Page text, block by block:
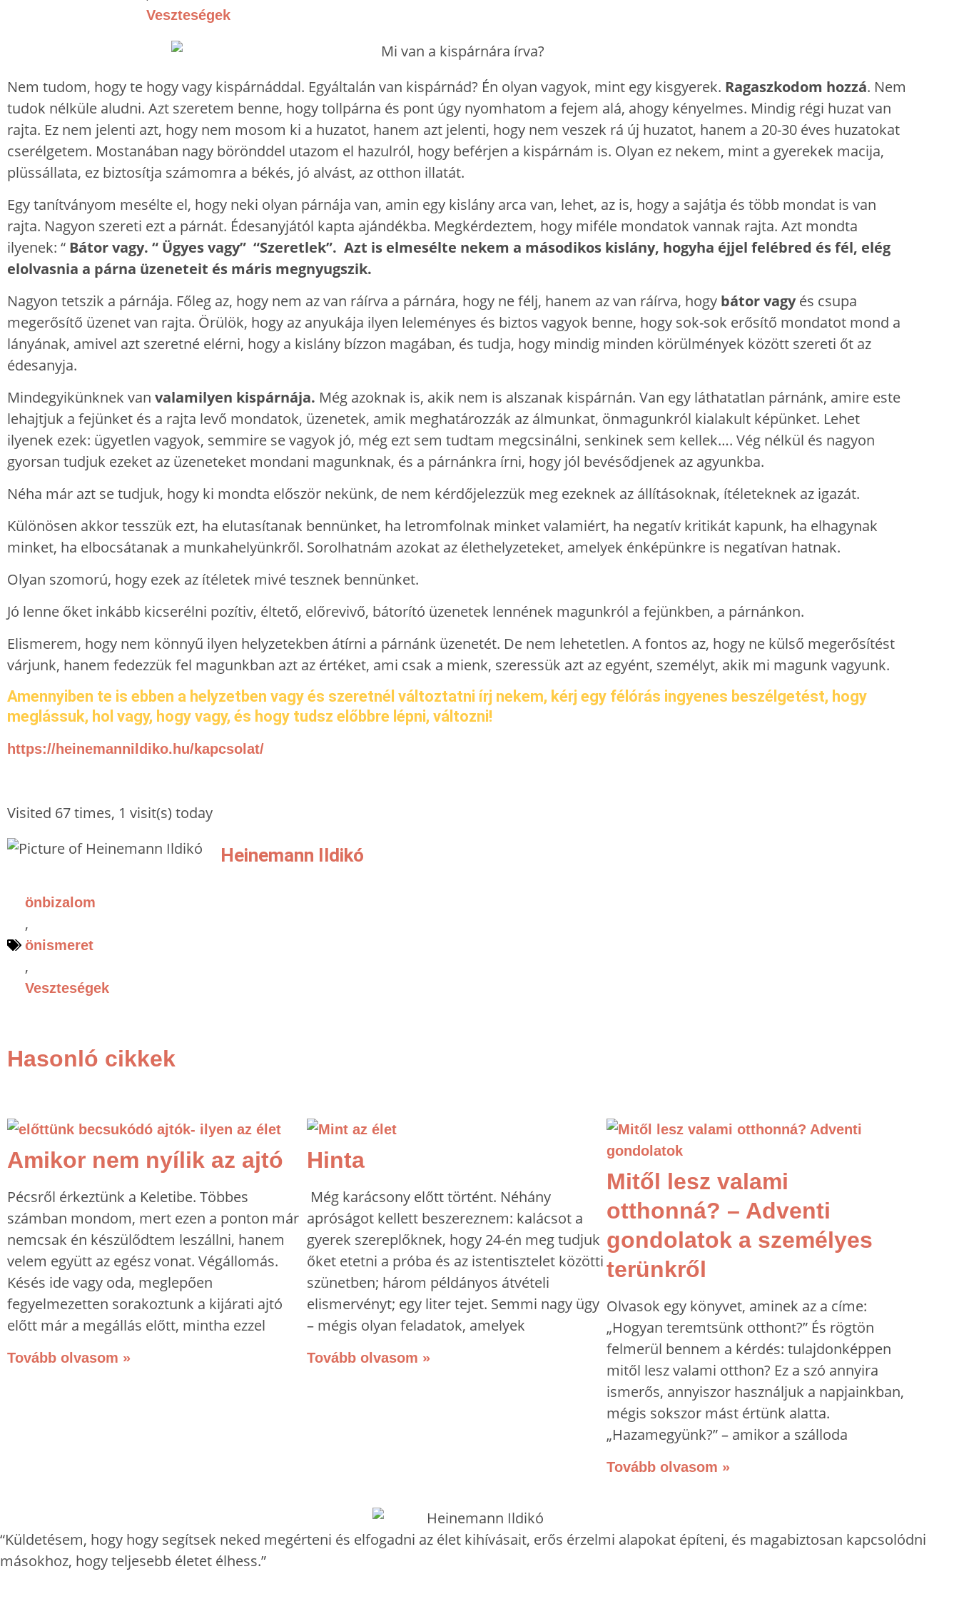
Veszteségek
Nem tudom, hogy te hogy vagy kispárnáddal. Egyáltalán van kispárnád? Én olyan vagyok, mint egy kisgyerek. Ragaszkodom hozzá. Nem
tudok nélküle aludni. Azt szeretem benne, hogy tollpárna és pont úgy nyomhatom a fejem alá, ahogy kényelmes. Mindig régi huzat van
rajta. Ez nem jelenti azt, hogy nem mosom ki a huzatot, hanem azt jelenti, hogy nem veszek rá új huzatot, hanem a 20-30 éves huzatokat
cserélgetem. Mostanában nagy börönddel utazom el hazulról, hogy beférjen a kispárnám is. Olyan ez nekem, mint a gyerekek macija,
plüssállata, ez biztosítja számomra a békés, jó alvást, az otthon illatát.
Egy tanítványom mesélte el, hogy neki olyan párnája van, amin egy kislány arca van, lehet, az is, hogy a sajátja és több mondat is van
rajta. Nagyon szereti ezt a párnát. Édesanyjától kapta ajándékba. Megkérdeztem, hogy miféle mondatok vannak rajta. Azt mondta
ilyenek: “ Bátor vagy. “ Ügyes vagy” “Szeretlek”. Azt is elmesélte nekem a másodikos kislány, hogyha éjjel felébred és fél, elég
elolvasnia a párna üzeneteit és máris megnyugszik.
Nagyon tetszik a párnája. Főleg az, hogy nem az van ráírva a párnára, hogy ne félj, hanem az van ráírva, hogy bátor vagyés csupa
megerősítő üzenet van rajta. Örülök, hogy az anyukája ilyen leleményes és biztos vagyok benne, hogy sok-sok erősítő mondatot mond a
lányának, amivel azt szeretné elérni, hogy a kislány bízzon magában, és tudja, hogy mindig minden körülmények között szereti őt az
édesanyja.
Mindegyikünknek van valamilyen kispárnája. Még azoknak is, akik nem is alszanak kispárnán. Van egy láthatatlan párnánk, amire este
lehajtjuk a fejünket és a rajta levő mondatok, üzenetek, amik meghatározzák az álmunkat, önmagunkról kialakult képünket. Lehet
ilyenek ezek: ügyetlen vagyok, semmire se vagyok jó, még ezt sem tudtam megcsinálni, senkinek sem kellek…. Vég nélkül és nagyon
gyorsan tudjuk ezeket az üzeneteket mondani magunknak, és a párnánkra írni, hogy jól bevésődjenek az agyunkba.
Néha már azt se tudjuk, hogy ki mondta először nekünk, de nem kérdőjelezzük meg ezeknek az állításoknak, ítéleteknek az igazát.
Különösen akkor tesszük ezt, ha elutasítanak bennünket, ha letromfolnak minket valamiért, ha negatív kritikát kapunk, ha elhagynak
minket, ha elbocsátanak a munkahelyünkről. Sorolhatnám azokat az élethelyzeteket, amelyek énképünkre is negatívan hatnak.
Olyan szomorú, hogy ezek az ítéletek mivé tesznek bennünket.
Jó lenne őket inkább kicserélni pozítiv, éltető, előrevivő, bátorító üzenetek lennének magunkról a fejünkben, a párnánkon.
Elismerem, hogy nem könnyű ilyen helyzetekben átírni a párnánk üzenetét. De nem lehetetlen. A fontos az, hogy ne külső megerősítést
várjunk, hanem fedezzük fel magunkban azt az értéket, ami csak a mienk, szeressük azt az egyént, személyt, akik mi magunk vagyunk.
Amennyiben te is ebben a helyzetben vagy és szeretnél változtatni írj nekem, kérj egy félórás ingyenes beszélgetést, hogy
meglássuk, hol vagy, hogy vagy, és hogy tudsz előbbre lépni, változni!
https://heinemannildiko.hu/kapcsolat/
Visited 67 times, 1 visit(s) today
Heinemann Ildikó
önbizalom
,
önismeret
,
Veszteségek
Hasonló cikkek
Amikor nem nyílik az ajtó
Pécsről érkeztünk a Keletibe. Többes
számban mondom, mert ezen a ponton már
nemcsak én készülődtem leszállni, hanem
velem együtt az egész vonat. Végállomás.
Késés ide vagy oda, meglepően
fegyelmezetten sorakoztunk a kijárati ajtó
előtt már a megállás előtt, mintha ezzel
Tovább olvasom »
Hinta
Még karácsony előtt történt. Néhány
apróságot kellett beszereznem: kalácsot a
gyerek szereplőknek, hogy 24-én meg tudjuk
őket etetni a próba és az istentisztelet közötti
szünetben; három példányos átvételi
elismervényt; egy liter tejet. Semmi nagy ügy
– mégis olyan feladatok, amelyek
Tovább olvasom »
Mitől lesz valami
otthonná? – Adventi
gondolatok a személyes
terünkről
Olvasok egy könyvet, aminek az a címe:
„Hogyan teremtsünk otthont?” És rögtön
felmerül bennem a kérdés: tulajdonképpen
mitől lesz valami otthon? Ez a szó annyira
ismerős, annyiszor használjuk a napjainkban,
mégis sokszor mást értünk alatta.
„Hazamegyünk?” – amikor a szálloda
Tovább olvasom »
“Küldetésem, hogy hogy segítsek neked megérteni és elfogadni az élet kihívásait, erős érzelmi alapokat építeni, és magabiztosan kapcsolódni
másokhoz, hogy teljesebb életet élhess.”